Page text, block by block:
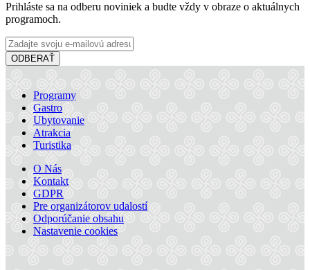
Prihláste sa na odberu noviniek a budte vždy v obraze o aktuálnych
programoch.
ODBERAŤ
Programy
Gastro
Ubytovanie
Atrakcia
Turistika
O Nás
Kontakt
GDPR
Pre organizátorov udalostí
Odporúčanie obsahu
Nastavenie cookies